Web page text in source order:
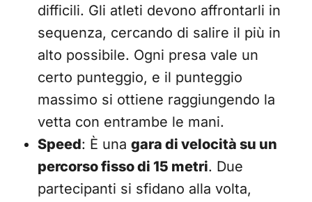
difficili. Gli atleti devono affrontarli in
sequenza, cercando di salire il più in
alto possibile. Ogni presa vale un
certo punteggio, e il punteggio
massimo si ottiene raggiungendo la
vetta con entrambe le mani.
Speed: È una gara di velocità su un
percorso fisso di 15 metri. Due
partecipanti si sfidano alla volta,